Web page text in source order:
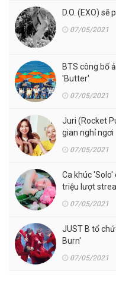
D.O. (EXO)
07/05/2021
BTS công bố
'Butter'
07/05/2021
Juri (Rocket
gian nghỉ ngơi
07/05/2021
Ca khúc 'Solo'
triệu lượt
07/05/2021
JUST B tổ
Burn'
07/05/2021